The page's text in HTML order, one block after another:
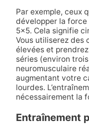
Par exemple, ceux
développer la
5×5. Cela signifie
Vous utiliserez des
élevées et
séries (environ
neuromusculaire
augmentant votre
lourdes.
nécessairement la
Entraînement